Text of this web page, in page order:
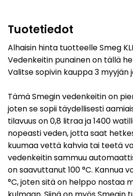
Tuotetiedot
Alhaisin hinta tuotteelle Smeg
Vedenkeitin punainen on tällä
Valitse sopivin kauppa 3 myyjän
Tämä Smegin vedenkeitin on
joten se sopii täydellisesti
tilavuus on 0,8 litraa ja 1400
nopeasti veden, jotta saat
kuumaa vettä kahvia tai teetä
vedenkeitin sammuu
on saavuttanut 100 °C. Kannua
°C, joten sitä on helppo nostaa